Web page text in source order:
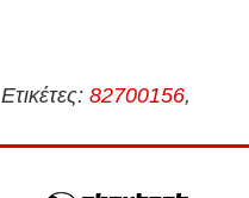
Ετικέτες: 82700156,